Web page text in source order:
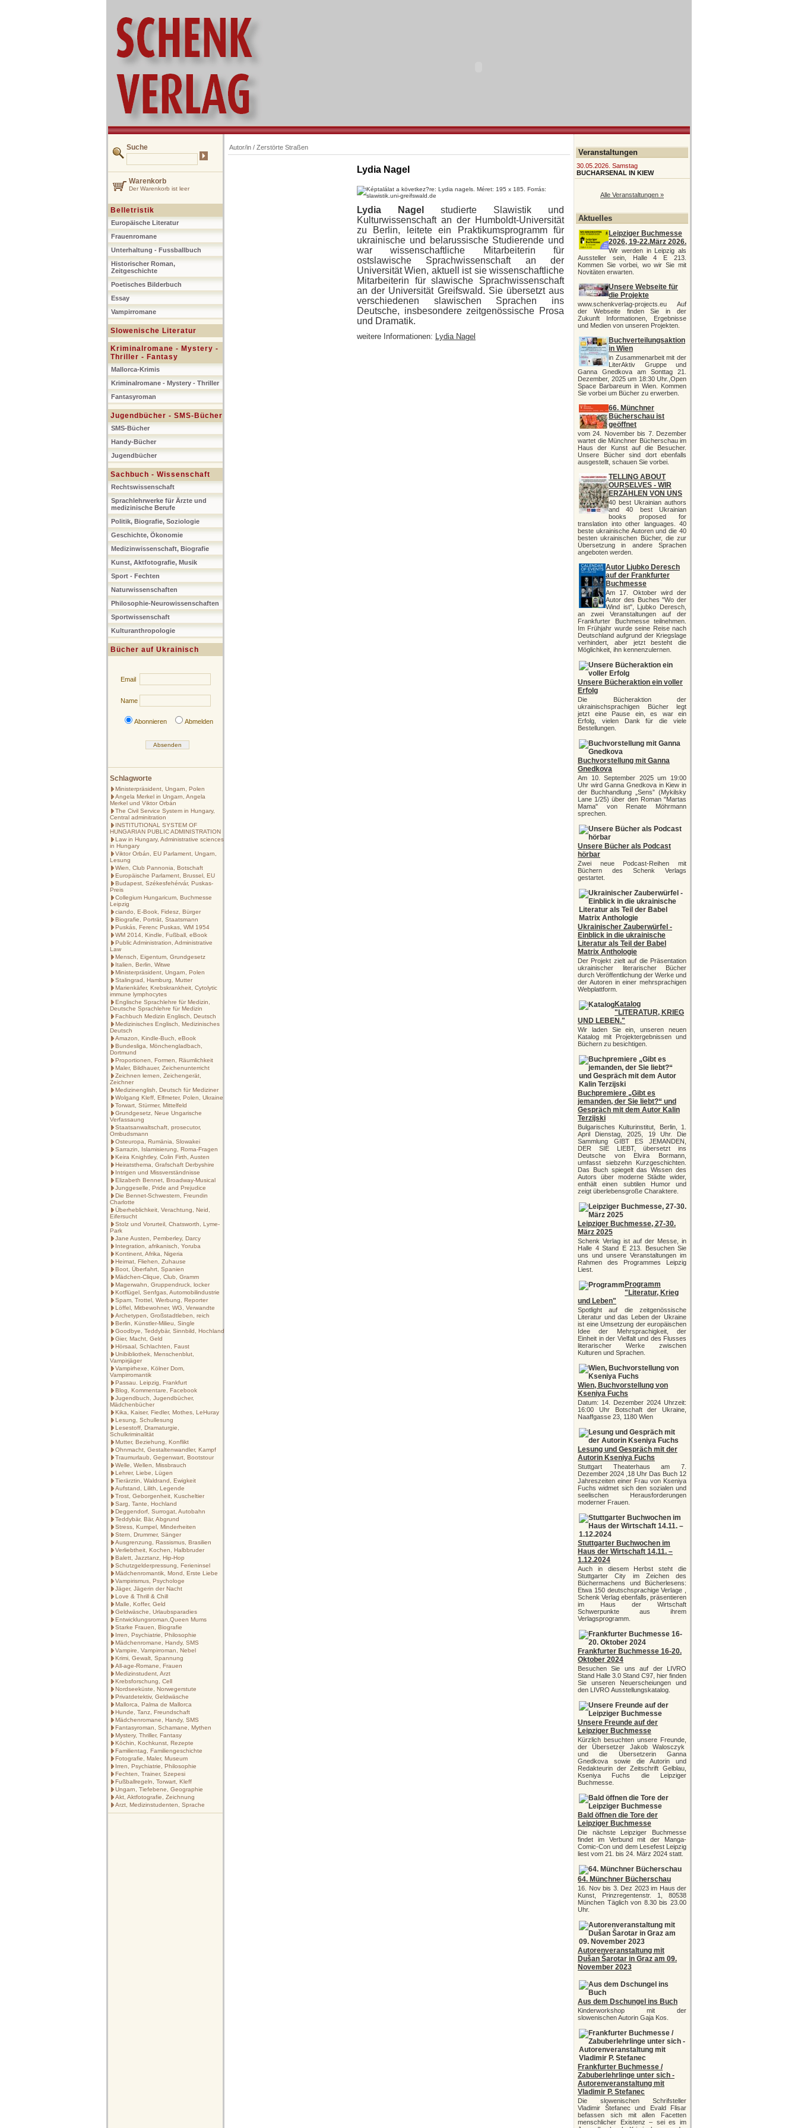
Suche
Warenkorb
Der Warenkorb ist leer
Belletristik
Europäische Literatur
Frauenromane
Unterhaltung - Fussballbuch
Historischer Roman,
Zeitgeschichte
Poetisches Bilderbuch
Essay
Vampirromane
Slowenische Literatur
Kriminalromane - Mystery -
Thriller - Fantasy
Mallorca-Krimis
Kriminalromane - Mystery - Thriller
Fantasyroman
Jugendbücher - SMS-Bücher
SMS-Bücher
Handy-Bücher
Jugendbücher
Sachbuch - Wissenschaft
Rechtswissenschaft
Sprachlehrwerke für Ärzte und
medizinische Berufe
Politik, Biografie, Soziologie
Geschichte, Ökonomie
Medizinwissenschaft, Biografie
Kunst, Aktfotografie, Musik
Sport - Fechten
Naturwissenschaften
Philosophie-Neurowissenschaften
Sportwissenschaft
Kulturanthropologie
Bücher auf Ukrainisch
Email
Name
Abonnieren Abmelden
Schlagworte
Ministerpräsident, Ungarn, Polen
Angela Merkel in Ungarn, Angela
Merkel und Viktor Orbán
The Civil Service System in Hungary,
Central adminitration
INSTITUTIONAL SYSTEM OF
HUNGARIAN PUBLIC ADMINISTRATION
Law in Hungary, Administrative sciences
in Hungary
Viktor Orbán, EU Parlament, Ungarn,
Lesung
Wien, Club Pannonia, Botschaft
Europäische Parlament, Brussel, EU
Budapest, Székesfehérvár, Puskas-
Preis
Collegium Hungaricum, Buchmesse
Leipzig
ciando, E-Book, Fidesz, Bürger
Biografie, Porträt, Staatsmann
Puskás, Ferenc Puskas, WM 1954
WM 2014, Kindle, Fußball, eBook
Public Administration, Administrative
Law
Mensch, Eigentum, Grundgesetz
Italien, Berlin, Witwe
Ministerpräsident, Ungarn, Polen
Stalingrad, Hamburg, Mutter
Marienkäfer, Krebskrankheit, Cytolytic
immune lymphocytes
Englische Sprachlehre für Medizin,
Deutsche Sprachlehre für Medizin
Fachbuch Medizin Englisch, Deutsch
Medizinisches Englisch, Medizinisches
Deutsch
Amazon, Kindle-Buch, eBook
Bundesliga, Mönchengladbach,
Dortmund
Proportionen, Formen, Räumlichkeit
Maler, Bildhauer, Zeichenunterricht
Zeichnen lernen, Zeichengerät,
Zeichner
Medizinenglish, Deutsch für Mediziner
Wolgang Kleff, Elfmeter, Polen, Ukraine
Torwart, Stürmer, Mittelfeld
Grundgesetz, Neue Ungarische
Verfassaung
Staatsanwaltschaft, prosecutor,
Ombudsmann
Osteuropa, Rumänia, Slowakei
Sarrazin, Islamisierung, Roma-Fragen
Keira Knightley, Colin Firth, Austen
Heiratsthema, Grafschaft Derbyshire
Intrigen und Missverständnisse
Elizabeth Bennet, Broadway-Musical
Junggeselle, Pride and Prejudice
Die Bennet-Schwestern, Freundin
Charlotte
Überheblichkeit, Verachtung, Neid,
Eifersucht
Stolz und Vorurteil, Chatsworth, Lyme-
Park
Jane Austen, Pemberley, Darcy
Integration, afrikanisch, Yoruba
Kontinent, Afrika, Nigeria
Heimat, Fliehen, Zuhause
Boot, Überfahrt, Spanien
Mädchen-Clique, Club, Gramm
Magerwahn, Gruppendruck, locker
Kotflügel, Senfgas, Automobilindustrie
Spam, Trottel, Werbung, Reporter
Löffel, Mitbewohner, WG, Verwandte
Archetypen, Großstadtleben, reich
Berlin, Künstler-Milieu, Single
Goodbye, Teddybär, Sinnbild, Hochland
Gier, Macht, Geld
Hörsaal, Schlachten, Faust
Unibibliothek, Menschenblut,
Vampirjäger
Vampirhexe, Kölner Dom,
Vampirromantik
Passau. Leipzig, Frankfurt
Blog, Kommentare, Facebook
Jugendbuch, Jugendbücher,
Mädchenbücher
Kika, Kaiser, Fiedler, Mothes, LeHuray
Lesung, Schullesung
Lesestoff, Dramaturgie,
Schulkriminalität
Mutter, Beziehung, Konflikt
Ohnmacht, Gestaltenwandler, Kampf
Traumurlaub, Gegenwart, Bootstour
Welle, Wellen, Missbrauch
Lehrer, Liebe, Lügen
Tierärztin, Waldrand, Ewigkeit
Aufstand, Lilith, Legende
Trost, Geborgenheit, Kuscheltier
Sarg, Tante, Hochland
Deggendorf, Surrogat, Autobahn
Teddybär, Bär, Abgrund
Stress, Kumpel, Minderheiten
Stern, Drummer, Sänger
Ausgrenzung, Rassismus, Brasilien
Verliebtheit, Kochen, Halbbruder
Balett, Jazztanz, Hip-Hop
Schutzgelderpressung, Ferieninsel
Mädchenromantik, Mond, Erste Liebe
Vampirismus, Psychologe
Jäger, Jägerin der Nacht
Love & Thrill & Chill
Malle, Koffer, Geld
Geldwäsche, Urlaubsparadies
Entwicklungsroman,Queen Mums
Starke Frauen, Biografie
Irren, Psychiatrie, Philosophie
Mädchenromane, Handy, SMS
Vampire, Vampirroman, Nebel
Krimi, Gewalt, Spannung
All-age-Romane, Frauen
Medizinstudent, Arzt
Krebsforschung, Cell
Nordseeküste, Norwegerstute
Privatdetektiv, Geldwäsche
Mallorca, Palma de Mallorca
Hunde, Tanz, Freundschaft
Mädchenromane, Handy, SMS
Fantasyroman, Schamane, Mythen
Mystery, Thriller, Fantasy
Köchin, Kochkunst, Rezepte
Familientag, Familiengeschichte
Fotografie, Maler, Museum
Irren, Psychiatrie, Philosophie
Fechten, Trainer, Szepesi
Fußballregeln, Torwart, Kleff
Ungarn, Tiefebene, Geographie
Akt, Aktfotografie, Zeichnung
Arzt, Medizinstudenten, Sprache
Autor/in / Zerstörte Straßen
Lydia Nagel
Lydia Nagel
studierte Slawistik und
Kulturwissenschaft an der Humboldt-Universität
zu Berlin, leitete ein Praktikumsprogramm für
ukrainische und belarussische Studierende und
war wissenschaftliche Mitarbeiterin für
ostslawische Sprachwissenschaft an der
Universität Wien, aktuell ist sie wissenschaftliche
Mitarbeiterin für slawische Sprachwissenschaft
an der Universität Greifswald. Sie übersetzt aus
verschiedenen slawischen Sprachen ins
Deutsche, insbesondere zeitgenössische Prosa
und Dramatik.
weitere Informationen: Lydia Nagel
Veranstaltungen
30.05.2026. Samstag
BUCHARSENAL IN KIEW
Alle Veranstaltungen »
Aktuelles
Leipziger Buchmesse
2026, 19-22.März 2026.
Wir werden in Leipzig als
Aussteller sein, Halle 4 E 213.
Kommen Sie vorbei, wo wir Sie mit
Novitäten erwarten.
Unsere Webseite für
die Projekte
www.schenkverlag-projects.eu Auf
der Webseite finden Sie in der
Zukunft Informationen, Ergebnisse
und Medien von unseren Projekten.
Buchverteilungsaktion
in Wien
in Zusammenarbeit mit der
LiterAktiv Gruppe und
Ganna Gnedkova am Sonttag 21.
Dezember, 2025 um 18:30 Uhr.,Open
Space Barbareum in Wien. Kommen
Sie vorbei um Bücher zu erwerben.
66. Münchner
Bücherschau ist
geöffnet
vom 24. November bis 7. Dezember
wartet die Münchner Bücherschau im
Haus der Kunst auf die Besucher.
Unsere Bücher sind dort ebenfalls
ausgestellt, schauen Sie vorbei.
TELLING ABOUT
OURSELVES - WIR
ERZÄHLEN VON UNS
40 best Ukrainian authors
and 40 best Ukrainian
books proposed for
translation into other languages. 40
beste ukrainische Autoren und die 40
besten ukrainischen Bücher, die zur
Übersetzung in andere Sprachen
angeboten werden.
Autor Ljubko Deresch
auf der Frankfurter
Buchmesse
Am 17. Oktober wird der
Autor des Buches "Wo der
Wind ist", Ljubko Deresch,
an zwei Veranstaltungen auf der
Frankfurter Buchmesse teilnehmen.
Im Frühjahr wurde seine Reise nach
Deutschland aufgrund der Kriegslage
verhindert, aber jetzt besteht die
Möglichkeit, ihn kennenzulernen.
Unsere Bücheraktion ein voller
Erfolg
Die Bücheraktion der
ukrainischsprachigen Bücher legt
jetzt eine Pause ein, es war ein
Erfolg, vielen Dank für die viele
Bestellungen.
Buchvorstellung mit Ganna
Gnedkova
Am 10. September 2025 um 19:00
Uhr wird Ganna Gnedkova in Kiew in
der Buchhandlung „Sens” (Mykilsky
Lane 1/25) über den Roman "Martas
Mama" von Renate Möhrmann
sprechen.
Unsere Bücher als Podcast
hörbar
Zwei neue Podcast-Reihen mit
Büchern des Schenk Verlags
gestartet.
Ukrainischer Zauberwürfel -
Einblick in die ukrainische
Literatur als Teil der Babel
Matrix Anthologie
Der Projekt zielt auf die Präsentation
ukrainischer literarischer Bücher
durch Veröffentlichung der Werke und
der Autoren in einer mehrsprachigen
Webplattform.
Katalog
"LITERATUR, KRIEG
UND LEBEN."
Wir laden Sie ein, unseren neuen
Katalog mit Projektergebnissen und
Büchern zu besichtigen.
Buchpremiere „Gibt es
jemanden, der Sie liebt?“ und
Gespräch mit dem Autor Kalin
Terzijski
Bulgarisches Kulturinstitut, Berlin, 1.
April Dienstag, 2025, 19 Uhr. Die
Sammlung GIBT ES JEMANDEN,
DER SIE LIEBT, übersetzt ins
Deutsche von Elvira Bormann,
umfasst siebzehn Kurzgeschichten.
Das Buch spiegelt das Wissen des
Autors über moderne Städte wider,
enthält einen subtilen Humor und
zeigt überlebensgroße Charaktere.
Leipziger Buchmesse, 27-30.
März 2025
Schenk Verlag ist auf der Messe, in
Halle 4 Stand E 213. Besuchen Sie
uns und unsere Veranstaltungen im
Rahmen des Programmes Leipzig
Liest.
Programm
"Literatur, Krieg
und Leben"
Spotlight auf die zeitgenössische
Literatur und das Leben der Ukraine
ist eine Umsetzung der europäischen
Idee der Mehrsprachigkeit, der
Einheit in der Vielfalt und des Flusses
literarischer Werke zwischen
Kulturen und Sprachen.
Wien, Buchvorstellung von
Kseniya Fuchs
Datum: 14. Dezember 2024 Uhrzeit:
16:00 Uhr Botschaft der Ukraine,
Naaffgasse 23, 1180 Wien
Lesung und Gespräch mit der
Autorin Kseniya Fuchs
Stuttgart Theaterhaus am 7.
Dezember 2024 ,18 Uhr Das Buch 12
Jahreszeiten einer Frau von Kseniya
Fuchs widmet sich den sozialen und
seelischen Herausforderungen
moderner Frauen.
Stuttgarter Buchwochen im
Haus der Wirtschaft 14.11. –
1.12.2024
Auch in diesem Herbst steht die
Stuttgarter City im Zeichen des
Büchermachens und Bücherlesens:
Etwa 150 deutschsprachige Verlage ,
Schenk Verlag ebenfalls, präsentieren
im Haus der Wirtschaft
Schwerpunkte aus ihrem
Verlagsprogramm.
Frankfurter Buchmesse 16-20.
Oktober 2024
Besuchen Sie uns auf der LIVRO
Stand Halle 3.0 Stand C97, hier finden
Sie unseren Neuerscheiungen und
den LIVRO Ausstellungskatalog.
Unsere Freunde auf der
Leipziger Buchmesse
Kürzlich besuchten unsere Freunde,
der Übersetzer Jakob Walosczyk
und die Übersetzerin Ganna
Gnedkova sowie die Autorin und
Redakteurin der Zeitschrift Gelblau,
Kseniya Fuchs die Leipziger
Buchmesse.
Bald öffnen die Tore der
Leipziger Buchmesse
Die nächste Leipziger Buchmesse
findet im Verbund mit der Manga-
Comic-Con und dem Lesefest Leipzig
liest vom 21. bis 24. März 2024 statt.
64. Münchner Bücherschau
16. Nov bis 3. Dez 2023 im Haus der
Kunst, Prinzregentenstr. 1, 80538
München Täglich von 8.30 bis 23.00
Uhr.
Autorenveranstaltung mit
Dušan Šarotar in Graz am 09.
November 2023
Aus dem Dschungel ins Buch
Kinderworkshop mit der
slowenischen Autorin Gaja Kos.
Frankfurter Buchmesse /
Zabuberlehrlinge unter sich -
Autorenveranstaltung mit
Vladimir P. Stefanec
Die slowenischen Schrifsteller
Vladimir Štefanec und Evald Flisar
befassen sich mit allen Facetten
menschlicher Existenz – sei es im